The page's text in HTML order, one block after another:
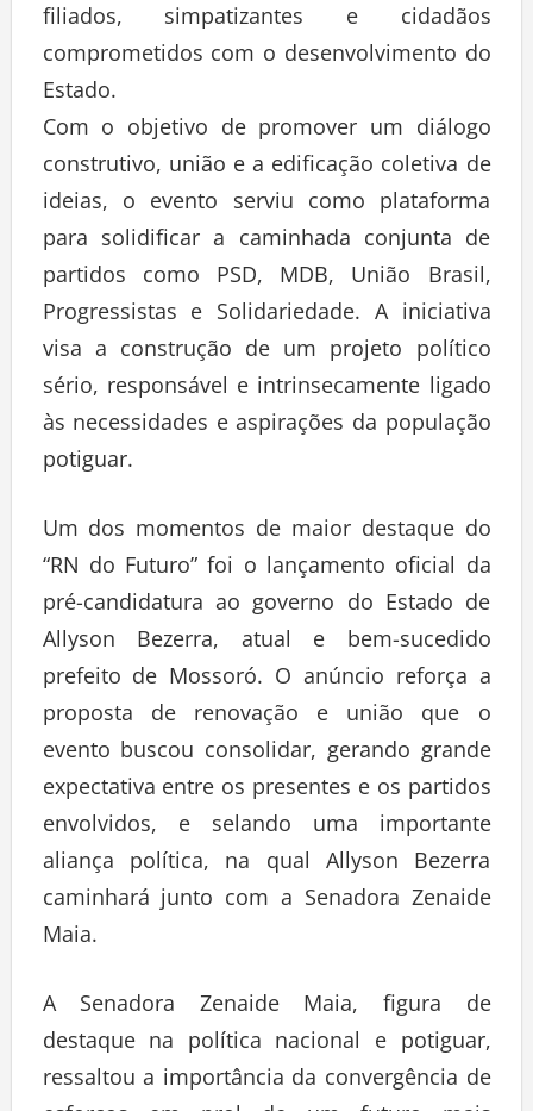
filiados, simpatizantes e cidadãos
comprometidos com o desenvolvimento do
Estado.
Com o objetivo de promover um diálogo
construtivo, união e a edificação coletiva de
ideias, o evento serviu como plataforma
para solidificar a caminhada conjunta de
partidos como PSD, MDB, União Brasil,
Progressistas e Solidariedade. A iniciativa
visa a construção de um projeto político
sério, responsável e intrinsecamente ligado
às necessidades e aspirações da população
potiguar.
Um dos momentos de maior destaque do
“RN do Futuro” foi o lançamento oficial da
pré-candidatura ao governo do Estado de
Allyson Bezerra, atual e bem-sucedido
prefeito de Mossoró. O anúncio reforça a
proposta de renovação e união que o
evento buscou consolidar, gerando grande
expectativa entre os presentes e os partidos
envolvidos, e selando uma importante
aliança política, na qual Allyson Bezerra
caminhará junto com a Senadora Zenaide
Maia.
A Senadora Zenaide Maia, figura de
destaque na política nacional e potiguar,
ressaltou a importância da convergência de